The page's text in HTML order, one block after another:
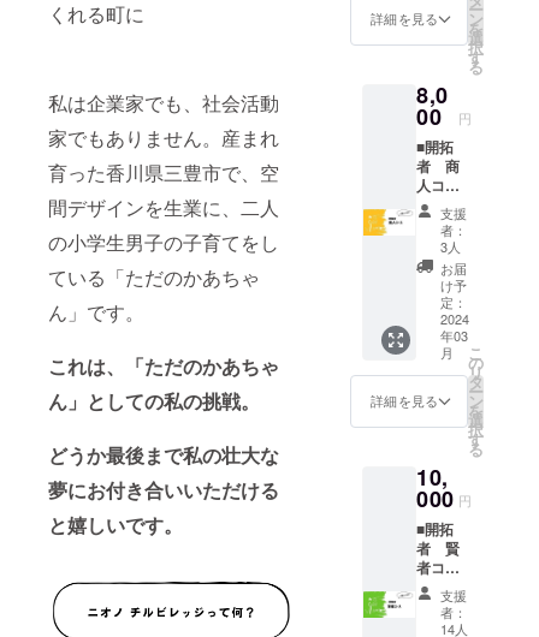
くれる町に
私は企業家でも、社会活動
家でもありません。産まれ
育った香川県三豊市で、空
間デザインを生業に、二人
の小学生男子の子育てをし
ている「ただのかあちゃ
ん」です。
これは、「ただのかあちゃ
ん」としての私の挑戦。
どうか最後まで私の壮大な
夢にお付き合いいただける
と嬉しいです。
など本
希望の
方は備
考に掲
載する
お名前
の記載
をお願
いいた
しま
す。 ◇
企業や
事業者
様は企
業バ
ナー掲
載いた
しま
業の続
く限り
掲載い
たしま
す ◆ぜ
ひ、拠
点がで
きた際
は遊び
シリア
ルナン
バーは
ただい
た順番
でno1〜
発行い
たしま
す。 ○
開拓者
限定
村民
オープ
チャッ
トご招
拓者限
定 村
作り会
招待※ど
んなゲ
ストが
来るか
はお楽
しみに
（2024
年 3月
予定）
詳細を見る ー
ン
を
選
択
す
る
8,0
00 円
■開拓
者 商
人コー
ス■ ○開
拓者限
定 シ
リアル
ナン
バー付
【住民
票】を
発行し
ます。※
シリア
ルナン
バーは
ただい
た順番
でno1〜
発行い
たしま
す。 ○
開拓期
間（拠
点プレ
支援
者：
3人
お届
け予
定：
2024
年03
月
詳細を見る
こ
の
リ
タ
ー
ン
を
選
択
す
る
10,
000 円
■開拓
者 賢
者コー
ス■ ○開
拓者限
定 シ
支援
者：
14人